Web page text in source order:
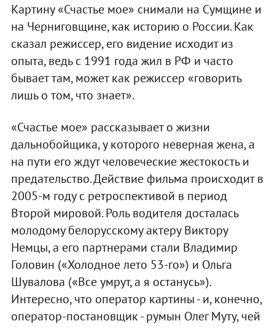
Картину «Счастье мое» снимали на Сумщине и
на Черниговщине, как историю о России. Как
сказал режиссер, его видение исходит из
опыта, ведь с 1991 года жил в РФ и часто
бывает там, может как режиссер «говорить
лишь о том, что знает».
«Счастье мое» рассказывает о жизни
дальнобойщика, у которого неверная жена, а
на пути его ждут человеческие жестокость и
предательство. Действие фильма происходит в
2005-м году с ретроспективой в период
Второй мировой. Роль водителя досталась
молодому белорусскому актеру Виктору
Немцы, а его партнерами стали Владимир
Головин («Холодное лето 53-го») и Ольга
Шувалова («Все умрут, а я останусь»).
Интересно, что оператор картины - и, конечно,
оператор-постановщик - румын Олег Муту, чей